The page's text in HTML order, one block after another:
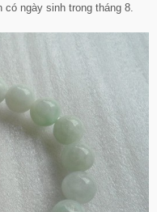
ngày sinh trong tháng 8.